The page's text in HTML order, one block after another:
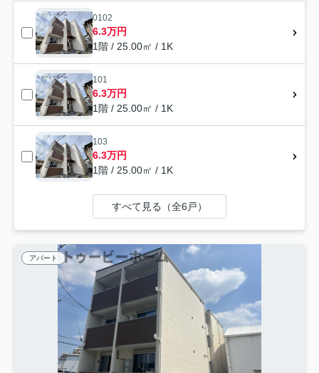
0102
6.3万円
1階 / 25.00㎡ / 1K
101
6.3万円
1階 / 25.00㎡ / 1K
103
6.3万円
1階 / 25.00㎡ / 1K
すべて見る（全6戸）
アパート